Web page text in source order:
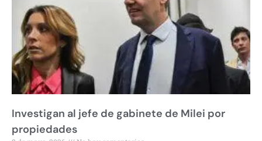
Investigan al jefe de gabinete de Milei por
propiedades